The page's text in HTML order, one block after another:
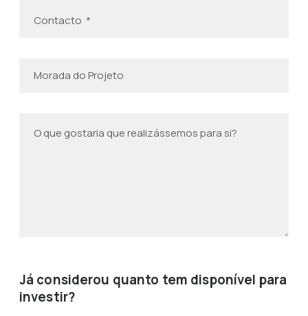
Já considerou quanto tem disponível para
investir?